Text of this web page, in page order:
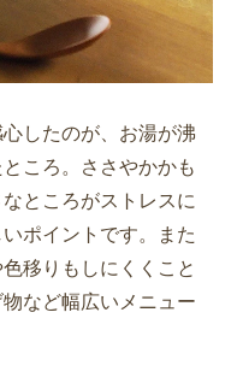
したのが、お湯が沸
ころ。ささやかかも
ところがストレスに
ポイントです。また
移りもしにくくこと
など幅広いメニュー